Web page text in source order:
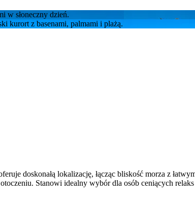
doskonałą lokalizację, łącząc bliskość morza z
Stanowi idealny wybór dla osób ceniących